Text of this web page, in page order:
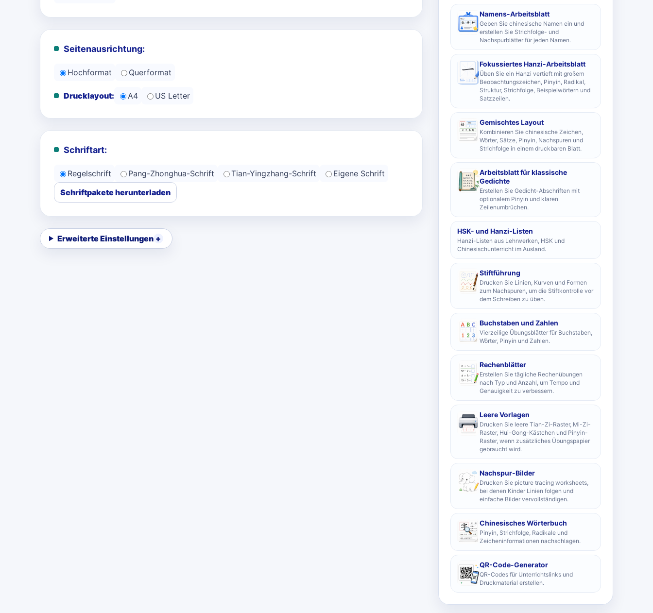
Seitenausrichtung:
Hochformat Querformat
Drucklayout: A4 US Letter
Schriftart:
Regelschrift Pang-Zhonghua-Schrift Tian-Yingzhang-Schrift
Eigene Schrift
Schriftpakete herunterladen
Erweiterte Einstellungen
Namens-Arbeitsblatt
Geben Sie chinesische Namen ein und
erstellen Sie Strichfolge- und
Nachspurblätter für jeden Namen.
Fokussiertes Hanzi-Arbeitsblatt
Üben Sie ein Hanzi vertieft mit großem
Beobachtungszeichen, Pinyin, Radikal,
Struktur, Strichfolge, Beispielwörtern und
Satzzeilen.
Gemischtes Layout
Kombinieren Sie chinesische Zeichen,
Wörter, Sätze, Pinyin, Nachspuren und
Strichfolge in einem druckbaren Blatt.
Arbeitsblatt für klassische
Gedichte
Erstellen Sie Gedicht-Abschriften mit
optionalem Pinyin und klaren
Zeilenumbrüchen.
HSK- und Hanzi-Listen
Hanzi-Listen aus Lehrwerken, HSK und
Chinesischunterricht im Ausland.
Stiftführung
Drucken Sie Linien, Kurven und Formen
zum Nachspuren, um die Stiftkontrolle vor
dem Schreiben zu üben.
Buchstaben und Zahlen
Vierzeilige Übungsblätter für Buchstaben,
Wörter, Pinyin und Zahlen.
Rechenblätter
Erstellen Sie tägliche Rechenübungen
nach Typ und Anzahl, um Tempo und
Genauigkeit zu verbessern.
Leere Vorlagen
Drucken Sie leere Tian-Zi-Raster, Mi-Zi-
Raster, Hui-Gong-Kästchen und Pinyin-
Raster, wenn zusätzliches Übungspapier
gebraucht wird.
Nachspur-Bilder
Drucken Sie picture tracing worksheets,
bei denen Kinder Linien folgen und
einfache Bilder vervollständigen.
Chinesisches Wörterbuch
Pinyin, Strichfolge, Radikale und
Zeicheninformationen nachschlagen.
QR-Code-Generator
QR-Codes für Unterrichtslinks und
Druckmaterial erstellen.